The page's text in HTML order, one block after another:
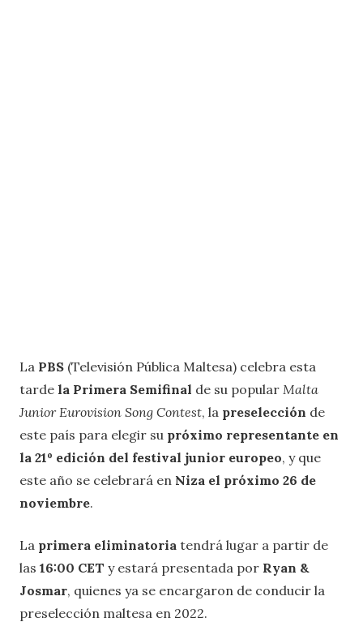
La PBS (Televisión Pública Maltesa) celebra esta
tarde la Primera Semifinal de su popular Malta
Junior Eurovision Song Contest, la preselección de
este país para elegir su próximo representante en
la 21º edición del festival junior europeo, y que
este año se celebrará en Niza el próximo 26 de
noviembre.
La primera eliminatoria tendrá lugar a partir de
las 16:00 CET y estará presentada por Ryan &
Josmar, quienes ya se encargaron de conducir la
preselección maltesa en 2022.